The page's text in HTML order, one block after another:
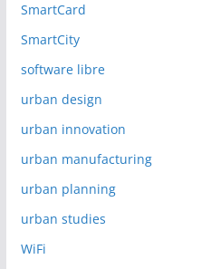
SmartCard
SmartCity
software libre
urban design
urban innovation
urban manufacturing
urban planning
urban studies
WiFi